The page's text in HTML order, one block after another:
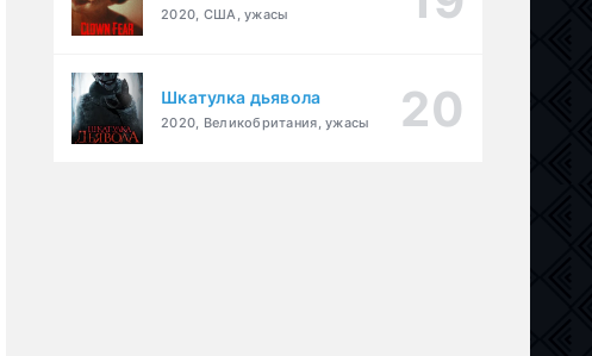
триллер,драма
2020, США, ужасы
Шкатулка дьявола
2020, Великобритания, ужасы